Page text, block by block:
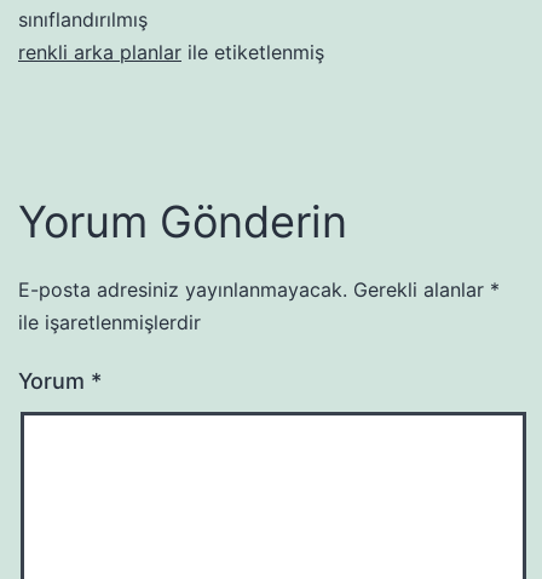
sınıflandırılmış
renkli arka planlar ile etiketlenmiş
Yorum Gönderin
E-posta adresiniz yayınlanmayacak. Gerekli alanlar *
ile işaretlenmişlerdir
Yorum *